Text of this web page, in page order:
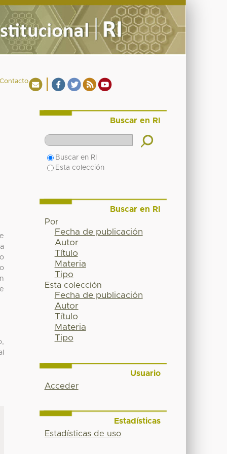
Buscar en RI
Buscar en RI
Esta colección
Buscar en RI
Por
Fecha de publicación
Autor
Título
Materia
Tipo
Esta colección
Fecha de publicación
Autor
Título
Materia
Tipo
Usuario
Acceder
Estadísticas
Estadísticas de uso